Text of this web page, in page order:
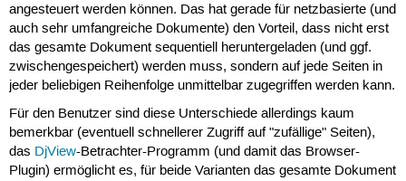
angesteuert werden können. Das hat gerade für netzbasierte (und
auch sehr umfangreiche Dokumente) den Vorteil, dass nicht erst
das gesamte Dokument sequentiell heruntergeladen (und ggf.
zwischengespeichert) werden muss, sondern auf jede Seiten in
jeder beliebigen Reihenfolge unmittelbar zugegriffen werden kann.
Für den Benutzer sind diese Unterschiede allerdings kaum
bemerkbar (eventuell schnellerer Zugriff auf "zufällige" Seiten),
das DjView-Betrachter-Programm (und damit das Browser-
Plugin) ermöglicht es, für beide Varianten das gesamte Dokument